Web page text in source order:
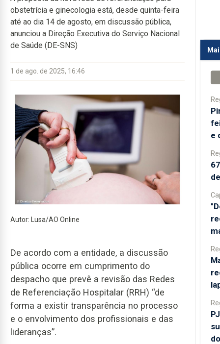
obstetrícia e ginecologia está, desde quinta-feira
até ao dia 14 de agosto, em discussão pública,
anunciou a Direção Executiva do Serviço Nacional
de Saúde (DE-SNS)
1 de ago. de 2025, 16:46
Autor: Lusa/AO Online
De acordo com a entidade, a discussão
pública ocorre em cumprimento do
despacho que prevê a revisão das Redes
de Referenciação Hospitalar (RRH) “de
forma a existir transparência no processo
e o envolvimento dos profissionais e das
lideranças”.
e